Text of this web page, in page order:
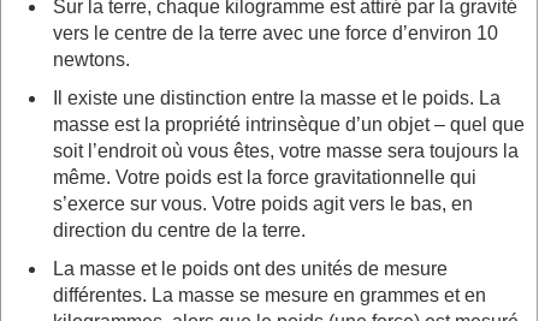
Sur la terre, chaque kilogramme est attiré par la gravité
vers le centre de la terre avec une force d’environ 10
newtons.
Il existe une distinction entre la masse et le poids. La
masse est la propriété intrinsèque d’un objet – quel que
soit l’endroit où vous êtes, votre masse sera toujours la
même. Votre poids est la force gravitationnelle qui
s’exerce sur vous. Votre poids agit vers le bas, en
direction du centre de la terre.
La masse et le poids ont des unités de mesure
différentes. La masse se mesure en grammes et en